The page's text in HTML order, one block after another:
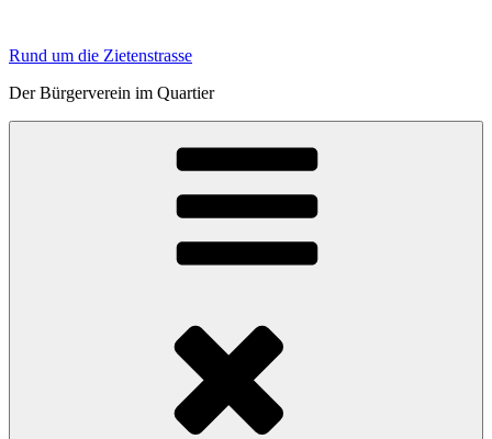
springen
Rund um die Zietenstrasse
Der Bürgerverein im Quartier